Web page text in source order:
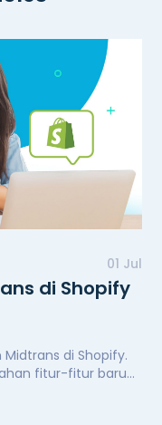
01 Jul
di Shopify
di Shopify.
fitur-fitur baru